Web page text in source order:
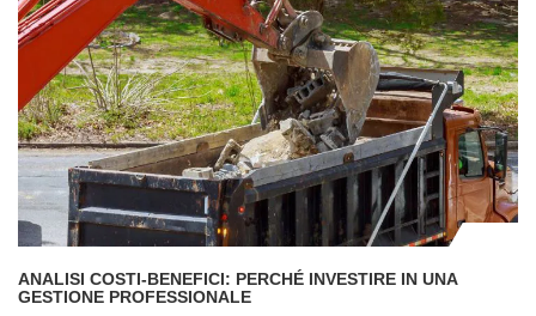
ANALISI COSTI-BENEFICI: PERCHÉ INVESTIRE IN UNA
GESTIONE PROFESSIONALE